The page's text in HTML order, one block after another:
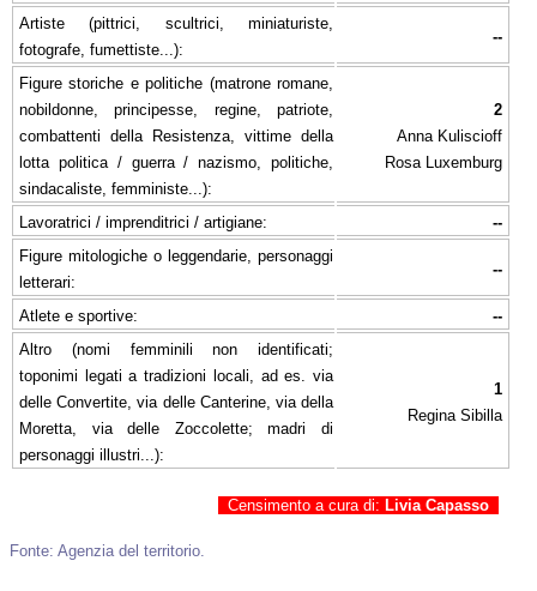
Artiste (pittrici, scultrici, miniaturiste,
fotografe, fumettiste...):
--
Figure storiche e politiche (matrone romane,
nobildonne, principesse, regine, patriote,
combattenti della Resistenza, vittime della
lotta politica / guerra / nazismo, politiche,
sindacaliste, femministe...):
2
Anna Kuliscioff
Rosa Luxemburg
Lavoratrici / imprenditrici / artigiane:
--
Figure mitologiche o leggendarie, personaggi
letterari:
--
Atlete e sportive:
--
Altro (nomi femminili non identificati;
toponimi legati a tradizioni locali, ad es. via
delle Convertite, via delle Canterine, via della
Moretta, via delle Zoccolette; madri di
personaggi illustri...):
1
Regina Sibilla
Censimento a cura di: Livia Capasso
Fonte: Agenzia del territorio.